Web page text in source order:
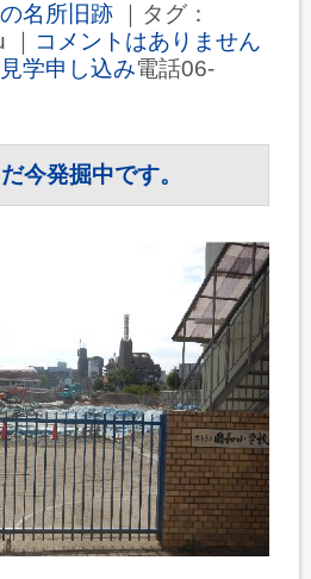
名所旧跡 ｜タグ：
コメントはありません
見学申し込み電話06-
今発掘中です。